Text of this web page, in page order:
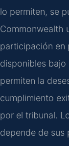
lo permiten, se
Commonwealth
participación en
disponibles bajo
permiten la
cumplimiento
por el tribunal.
depende de sus